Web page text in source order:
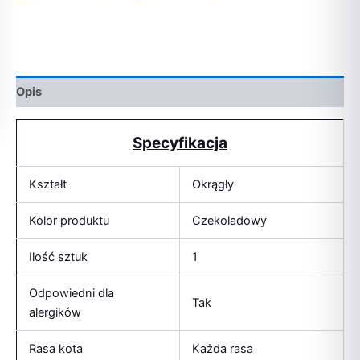
Opis
Specyfikacja
Kształt Okrągły
Kolor produktu Czekoladowy
Ilość sztuk 1
Odpowiedni dla
alergików
Tak
Rasa kota Każda rasa